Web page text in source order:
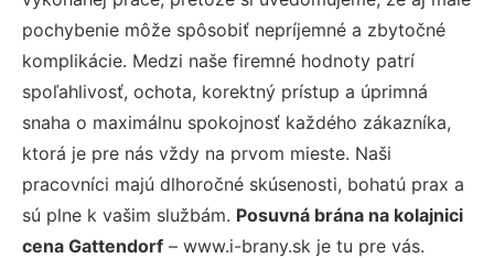
pochybenie môže spôsobiť nepríjemné a zbytočné
komplikácie. Medzi naše firemné hodnoty patrí
spoľahlivosť, ochota, korektný prístup a úprimná
snaha o maximálnu spokojnosť každého zákazníka,
ktorá je pre nás vždy na prvom mieste. Naši
pracovníci majú dlhoročné skúsenosti, bohatú prax a
sú plne k vašim službám. Posuvná brána na kolajnici
cena Gattendorf – www.i-brany.sk je tu pre vás.